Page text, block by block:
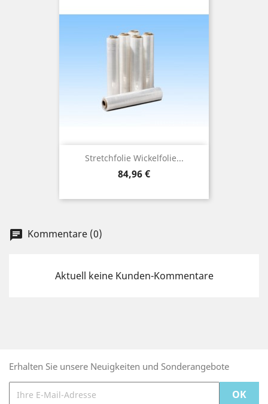
Stretchfolie Wickelfolie...
Preis
84,96 €
chat Kommentare (0)
Aktuell keine Kunden-Kommentare
Erhalten Sie unsere Neuigkeiten und Sonderangebote